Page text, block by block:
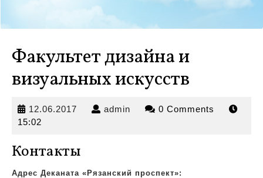
Факультет дизайна и
визуальных искусств
12.06.2017 12.06.2017
admin admin 0 Comments
15:02
Контакты
Адрес Деканата «Рязанский проспект»: